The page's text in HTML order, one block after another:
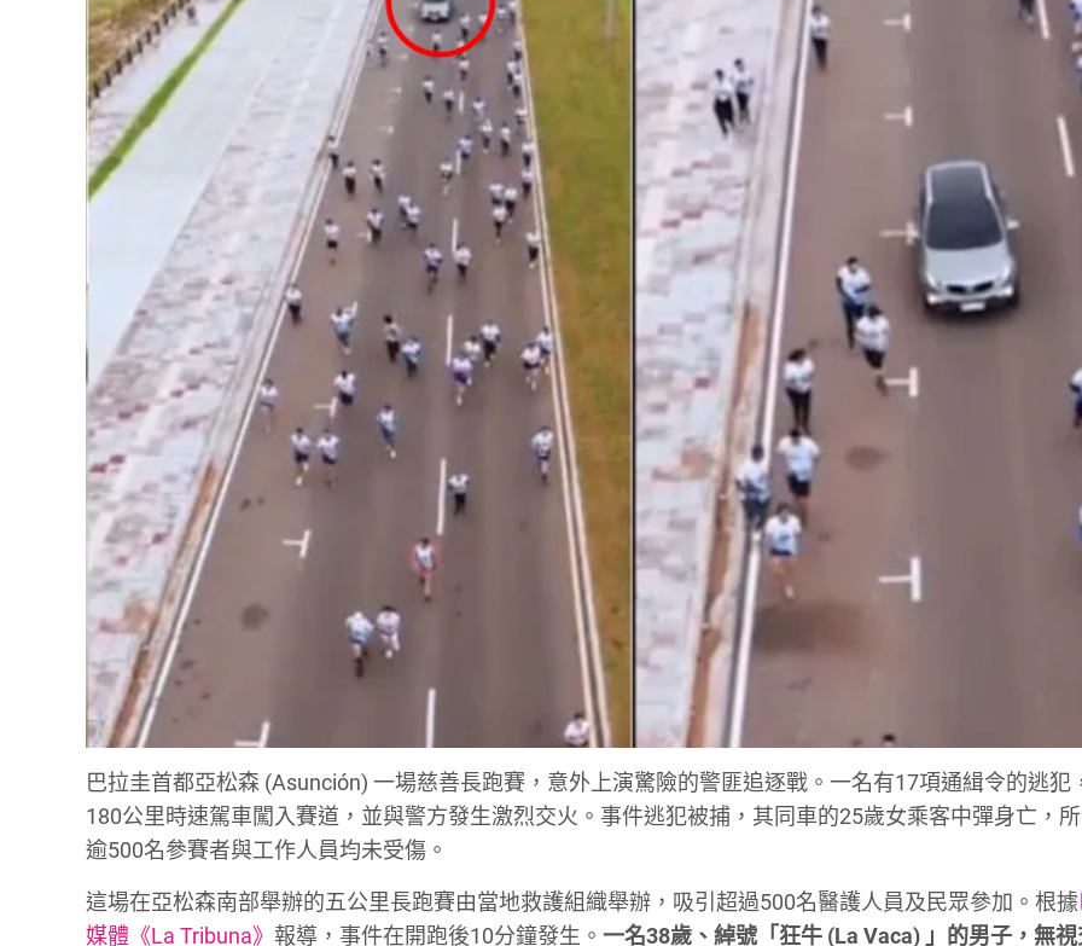
巴拉圭首都亞松森 (Asunción) 一場慈善長跑賽，意外上演驚險的警匪追逐戰。一名有17項通緝令的逃犯
180公里時速駕車闖入賽道，並與警方發生激烈交火。事件逃犯被捕，其同車的25歲女乘客中彈身亡，
逾500名參賽者與工作人員均未受傷。
這場在亞松森南部舉辦的五公里長跑賽由當地救護組織舉辦，吸引超過500名醫護人員及民眾參加。根據
媒體《La Tribuna》報導，事件在開跑後10分鐘發生。一名38歲、綽號「狂牛 (La Vaca) 」的男子，無